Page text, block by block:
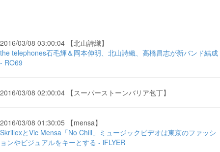
2016/03/08 03:00:04 【北山詩織】
the telephones石毛輝＆岡本伸明、北山詩織、高橋昌志が新バンド結成
- RO69
2016/03/08 02:00:04 【スーパーストーンバリア包丁】
2016/03/08 01:30:05 【mensa】
SkrillexとVic Mensa「No Chill」ミュージックビデオは東京のファッシ
ョンやビジュアルをキーとする - iFLYER